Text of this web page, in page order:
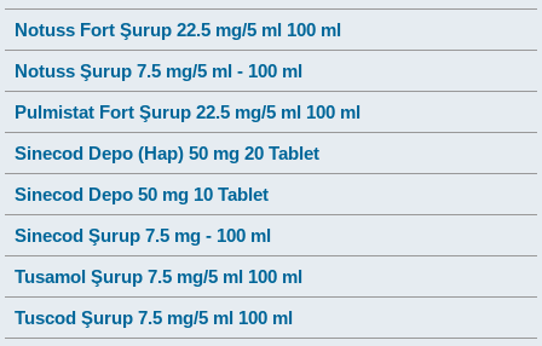
Notuss Fort Şurup 22.5 mg/5 ml 100 ml
Notuss Şurup 7.5 mg/5 ml - 100 ml
Pulmistat Fort Şurup 22.5 mg/5 ml 100 ml
Sinecod Depo (Hap) 50 mg 20 Tablet
Sinecod Depo 50 mg 10 Tablet
Sinecod Şurup 7.5 mg - 100 ml
Tusamol Şurup 7.5 mg/5 ml 100 ml
Tuscod Şurup 7.5 mg/5 ml 100 ml